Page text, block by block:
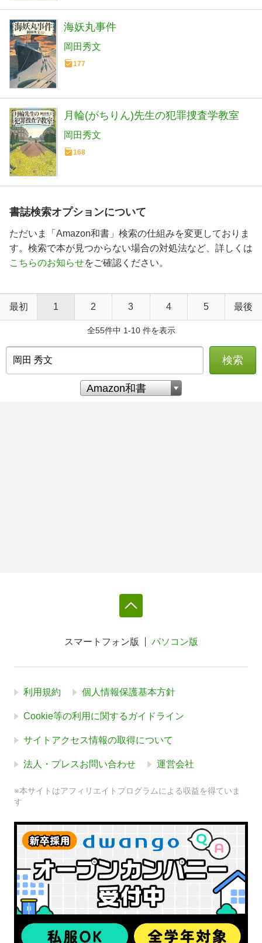
海妖丸事件
岡田秀文
177
月輪(がちりん)先生の犯罪捜査学教室
岡田秀文
168
書誌検索オプションについて
ただいま「Amazon和書」検索の仕組みを変更しておりま
す。検索で本が見つからない場合の対処法など、詳しくは
こちらのお知らせをご確認ください。
最初 1 2 3 4 5 最後
全55件中 1-10 件を表示
検索
スマートフォン版 パソコン版
利用規約 個人情報保護基本方針
Cookie等の利用に関するガイドライン
サイトアクセス情報の取得について
法人・プレスお問い合わせ 運営会社
※本サイトはアフィリエイトプログラムによる収益を得ていま
す